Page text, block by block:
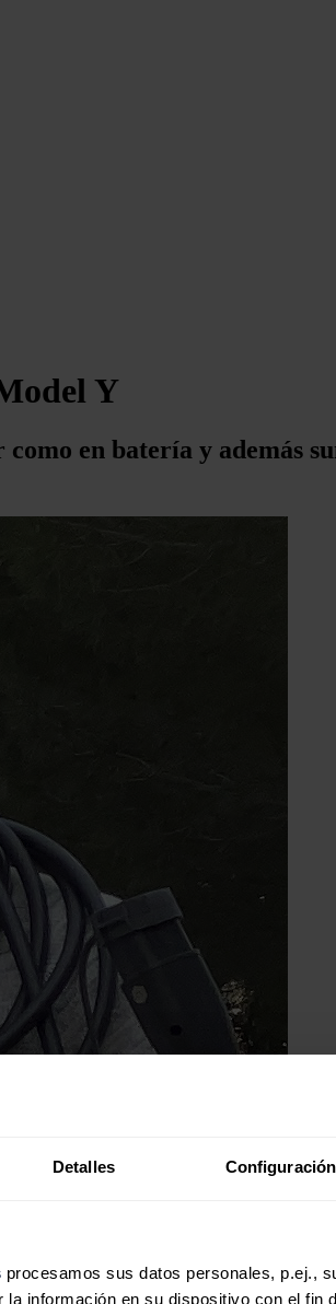
Detalles
procesamos sus datos personales, p.ej.,
información en su dispositivo con el fin
Y
en batería y además